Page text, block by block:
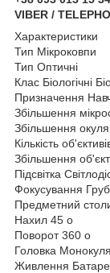
VIBER /
Характеристики
Тип Мікроковпи
Тип Оптичні
Клас Біологічні
Призначення
Збільшення
Збільшення
Кількість
Збільшення
Підсвітка
Фокусування
Предметний
Нахил 45 o
Поворот 360 o
Головка
Живлення